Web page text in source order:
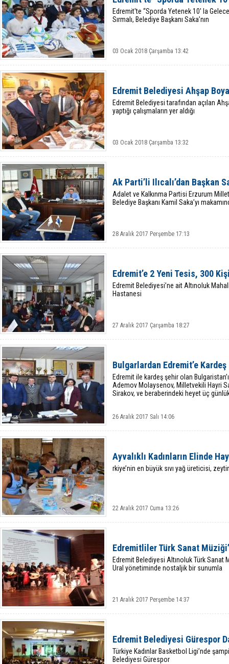
Edremit'te “Sporda Yetenek 10' la
Sırmalı, Belediye Başkanı Saka’nın
03 Ocak 2018 Çarşamba 13:42
Edremit Belediyesi Ahşap
Edremit Belediyesi tarafından açılan
yaptığı çalışmaların yer aldığı
03 Ocak 2018 Çarşamba 13:32
Ak Parti’li Ilıcalı’dan Başkan
Adalet ve Kalkınma Partisi Erzurum
Belediye Başkanı Kamil Saka’yı
28 Aralık 2017 Perşembe 17:13
Edremit’e 2 Yeni Tesis, 300
Edremit Belediyesi’ne ait Altınoluk
Hastanesi
27 Aralık 2017 Çarşamba 18:27
Bulgarlardan Edremit’e
Edremit ile kardeş şehir olan
Ademov Molaysenov, Milletvekili Hayri
Sirakov, ve beraberindeki heyet üç
26 Aralık 2017 Salı 14:06
Ayvalıklı Kadınların Elinde
rkiye’nin en büyük sıvı yağ üreticisi,
22 Aralık 2017 Cuma 13:26
Edremitliler Türk Sanat
Edremit Belediyesi Altınoluk Türk
Ural yönetiminde nostaljik bir sunumla
21 Aralık 2017 Perşembe 14:37
Edremit Belediyesi Gürespor
Türkiye Kadınlar Basketbol Ligi’nde
Belediyesi Gürespor